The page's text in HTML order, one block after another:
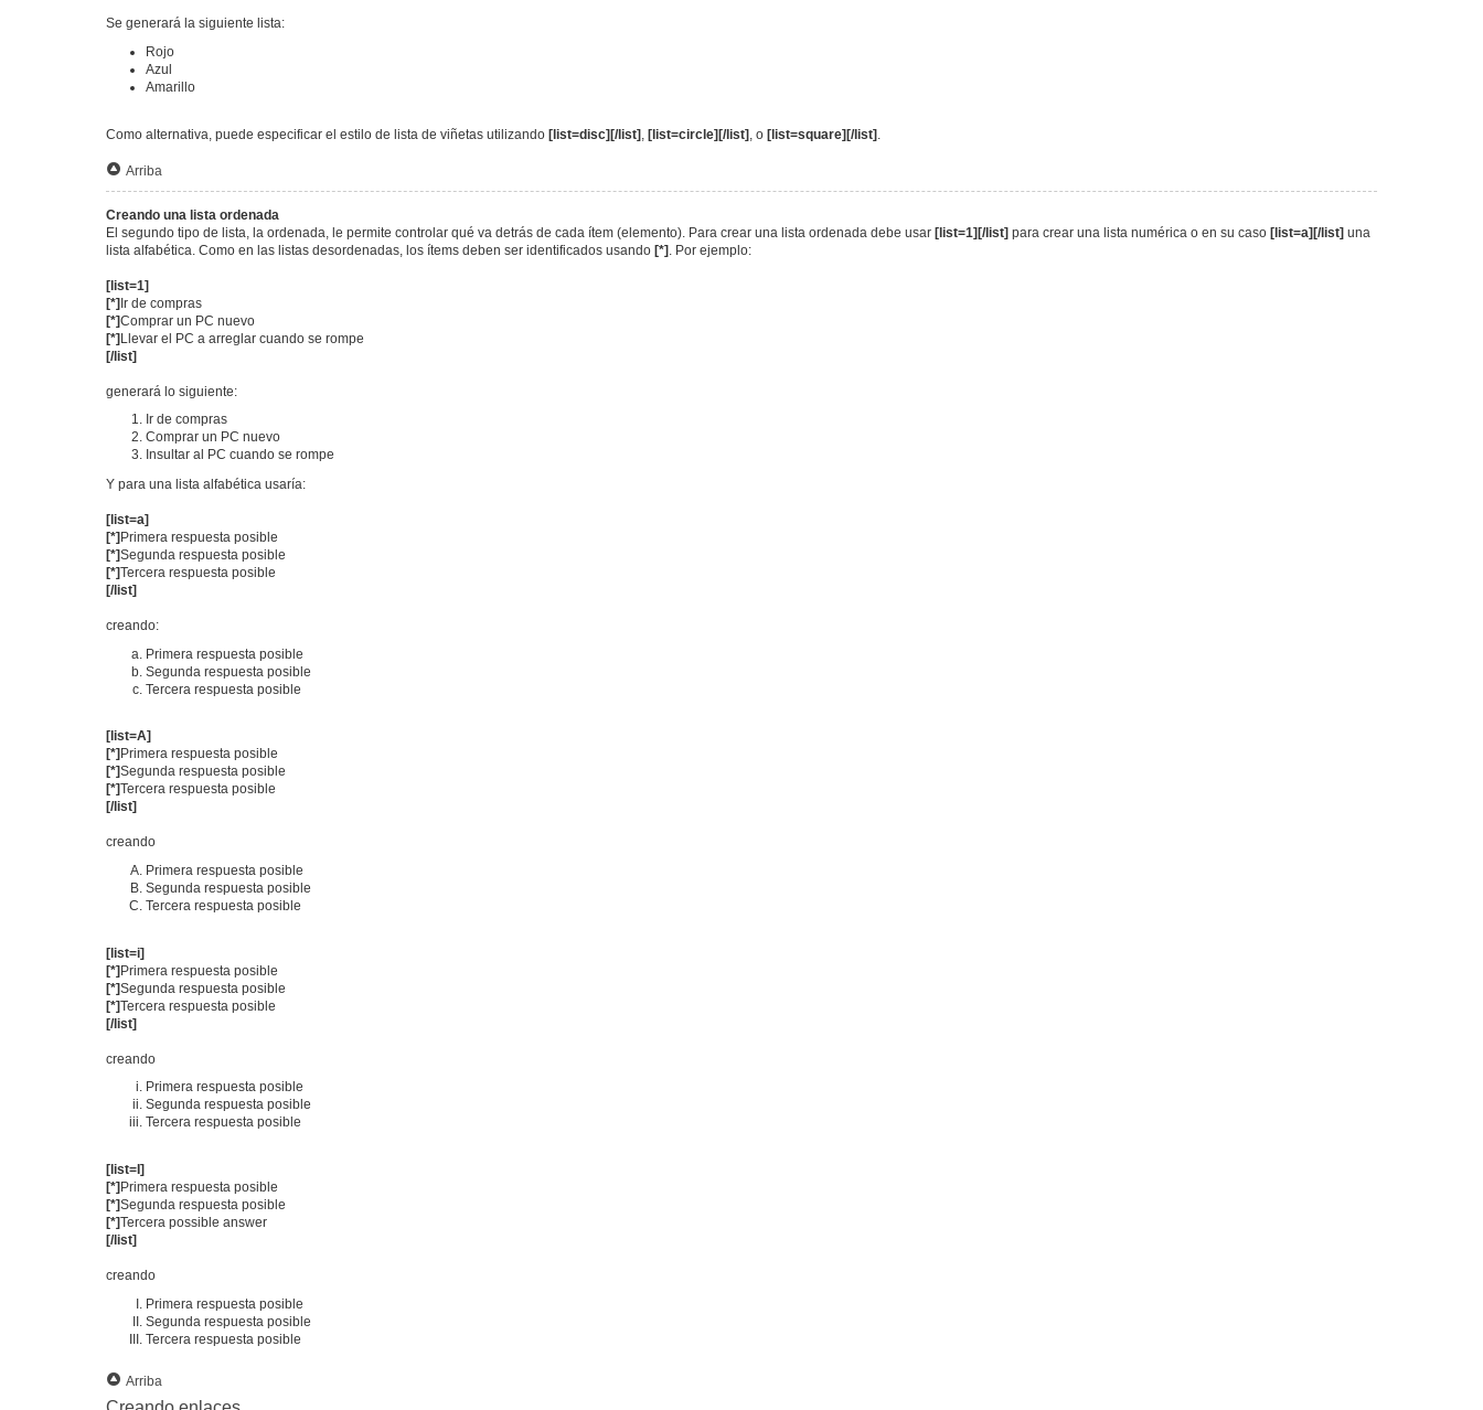
Se generará la siguiente lista:
Rojo
Azul
Amarillo
Como alternativa, puede especificar el estilo de lista de viñetas utilizando [list=disc][/list] [list=circle][/list] , o [list=square][/list]
Arriba
Creando una lista ordenada
El segundo tipo de lista, la ordenada, le permite controlar qué va detrás de cada ítem (elemento). Para crear una lista ordenada debe usar [list=1][/list] para crear una lista numérica o en su caso [list=a][/list] una
lista alfabética. Como en las listas desordenadas, los ítems deben ser identificados usando [*] . Por ejemplo:
[list=1]
[*]Ir de compras
[*]Comprar un PC nuevo
[*]Llevar el PC a arreglar cuando se rompe
[/list]
generará lo siguiente:
Ir de compras
Comprar un PC nuevo
Insultar al PC cuando se rompe
Y para una lista alfabética usaría:
[list=a]
[*] Primera respuesta posible
[*]Segunda respuesta posible
[*]Tercera respuesta posible
[/list]
creando:
Primera respuesta posible
Segunda respuesta posible
Tercera respuesta posible
[list=A]
[*] Primera respuesta posible
[*]Segunda respuesta posible
[*]Tercera respuesta posible
[/list]
creando
Primera respuesta posible
Segunda respuesta posible
Tercera respuesta posible
[list=i]
[*]Primera respuesta posible
[*]Segunda respuesta posible
[*]Tercera respuesta posible
[/list]
creando
Primera respuesta posible
Segunda respuesta posible
Tercera respuesta posible
[list=I]
[*] Primera respuesta posible
[*]Segunda respuesta posible
[*]Tercera possible answer
[/list]
creando
Primera respuesta posible
Segunda respuesta posible
Tercera respuesta posible
Arriba